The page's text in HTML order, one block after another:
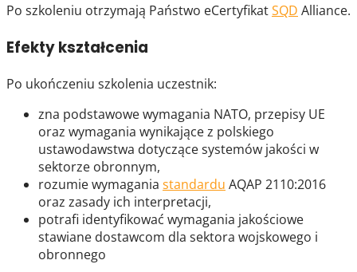
Po szkoleniu otrzymają Państwo eCertyfikatSQD Alliance.
Efekty kształcenia
Po ukończeniu szkolenia uczestnik:
zna podstawowe wymagania NATO, przepisy UE
oraz wymagania wynikające z polskiego
ustawodawstwa dotyczące systemów jakości w
sektorze obronnym,
rozumie wymagania standardu AQAP 2110:2016
oraz zasady ich interpretacji,
potrafi identyfikować wymagania jakościowe
stawiane dostawcom dla sektora wojskowego i
obronnego